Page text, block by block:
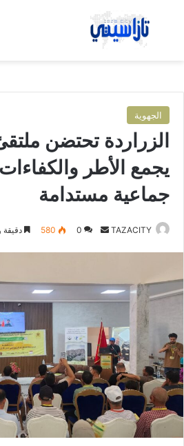
بحث عن
الجهوية
الزراردة تحتضن
يجمع الأطر
جماعية مستدامة
TAZACITY
ب
ي
د
ا
إ
ل
ت
0
580 دقيقة